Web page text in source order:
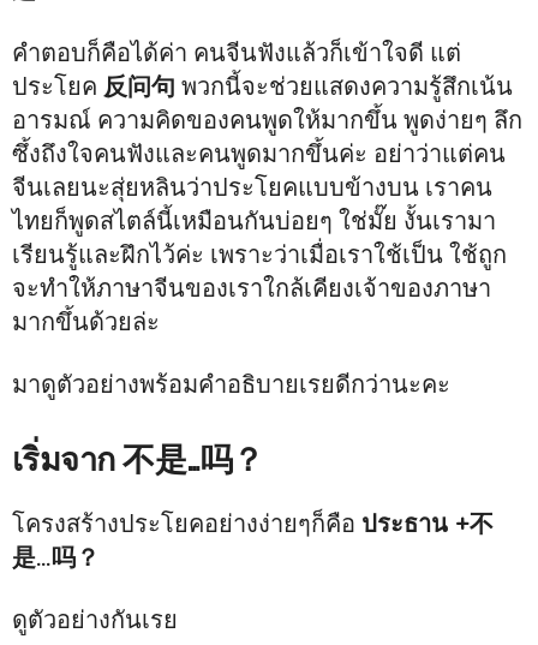
คำตอบก็คือได้ค่า คนจีนฟังแล้วก็เข้าใจดี แต่
ประโยค 反问句 พวกนี้จะช่วยแสดงความรู้สึกเน้น
อารมณ์ ความคิดของคนพูดให้มากขึ้น พูดง่ายๆ ลึก
ซึ้งถึงใจคนฟังและคนพูดมากขึ้นค่ะ อย่าว่าแต่คน
จีนเลยนะสุ่ยหลินว่าประโยคแบบข้างบน เราคน
ไทยก็พูดสไตล์นี้เหมือนกันบ่อยๆ ใช่มั๊ย งั้นเรามา
เรียนรู้และฝึกไว้ค่ะ เพราะว่าเมื่อเราใช้เป็น ใช้ถูก
จะทำให้ภาษาจีนของเราใกล้เคียงเจ้าของภาษา
มากขึ้นด้วยล่ะ
มาดูตัวอย่างพร้อมคำอธิบายเรยดีกว่านะคะ
เริ่มจาก 不是…吗？
โครงสร้างประโยคอย่างง่ายๆก็คือ ประธาน +不
是…吗？
ดูตัวอย่างกันเรย